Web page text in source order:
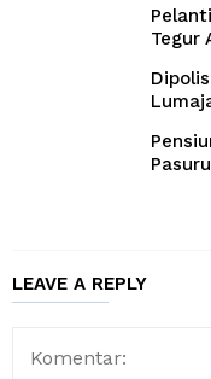
Tegur
LEAVE A REPLY